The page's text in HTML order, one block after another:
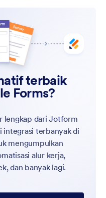
terbaik
Forms?
lengkap dari Jotform
integrasi terbanyak di
mengumpulkan
alur kerja,
dan banyak lagi.